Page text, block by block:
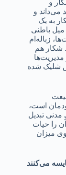
و
می‌داند و
به یک
باطنی
زباله‌ام
شکار هم
شلیک شده
است،
مدنی تبدیل
را حیات
میزان
می‌کنند